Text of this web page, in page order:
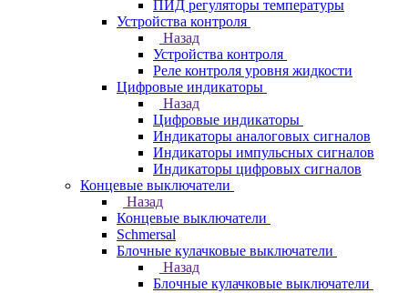
ПИД регуляторы температуры
Устройства контроля
Назад
Устройства контроля
Реле контроля уровня жидкости
Цифровые индикаторы
Назад
Цифровые индикаторы
Индикаторы аналоговых сигналов
Индикаторы импульсных сигналов
Индикаторы цифровых сигналов
Концевые выключатели
Назад
Концевые выключатели
Schmersal
Блочные кулачковые выключатели
Назад
Блочные кулачковые выключатели